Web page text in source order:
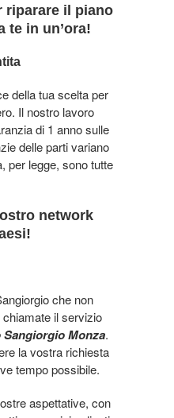
riparare il piano
te in un’ora!
della tua scelta per
Il nostro lavoro
di 1 anno sulle
delle parti variano
per legge, sono tutte
network
che non
il servizio
Monza.
la vostra richiesta
tempo possibile.
aspettative, con